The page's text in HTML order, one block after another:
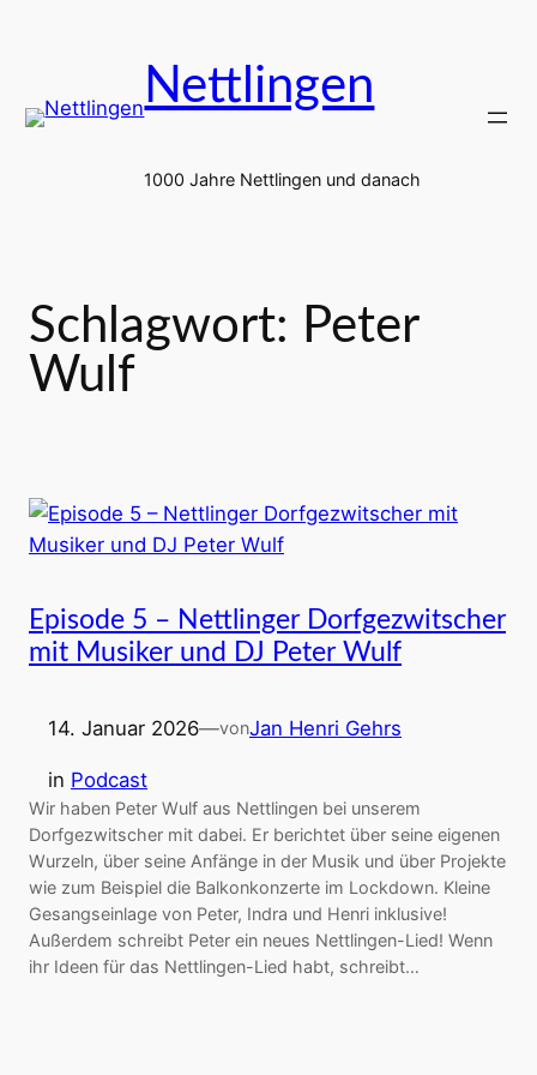
Nettlingen
1000 Jahre Nettlingen und danach
Schlagwort: Peter
Wulf
Episode 5 – Nettlinger Dorfgezwitscher
mit Musiker und DJ Peter Wulf
14. Januar 2026—vonJan Henri Gehrs
in Podcast
Wir haben Peter Wulf aus Nettlingen bei unserem
Dorfgezwitscher mit dabei. Er berichtet über seine eigenen
Wurzeln, über seine Anfänge in der Musik und über Projekte
wie zum Beispiel die Balkonkonzerte im Lockdown. Kleine
Gesangseinlage von Peter, Indra und Henri inklusive!
Außerdem schreibt Peter ein neues Nettlingen-Lied! Wenn
ihr Ideen für das Nettlingen-Lied habt, schreibt…